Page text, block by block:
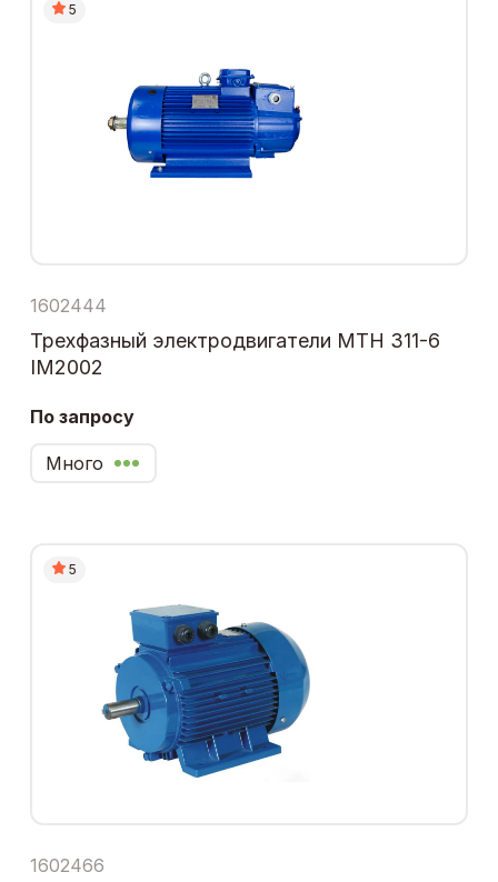
5
1602444
Трехфазный электродвигатели МТН 311-6
IM2002
По запросу
Много
5
1602466